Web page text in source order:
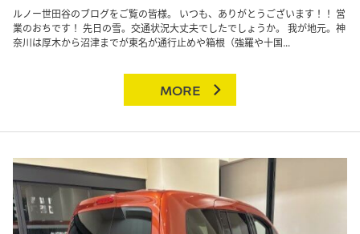
ルノー世田谷のブログをご覧の皆様。 いつも、ありがとうございます！！ 営
業のおちです！ 先日の雪。交通状況大丈夫でしたでしょうか。 我が地元。神
奈川は厚木から沼津までが東名が通行止めや箱根（強羅や十国...
MORE